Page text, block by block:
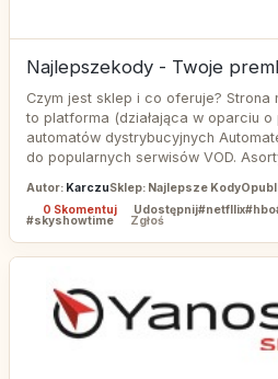
Najlepszekody - Twoje
Czym jest sklep i co oferuje? Strona
to platforma (działająca w oparciu o
automatów dystrybucyjnych
do popularnych serwisów VOD.
Autor: KarczuSklep: Najlepsze Kody
0 Skomentuj Udostępnij#netfllix#hbo
#skyshowtime
Zgłoś